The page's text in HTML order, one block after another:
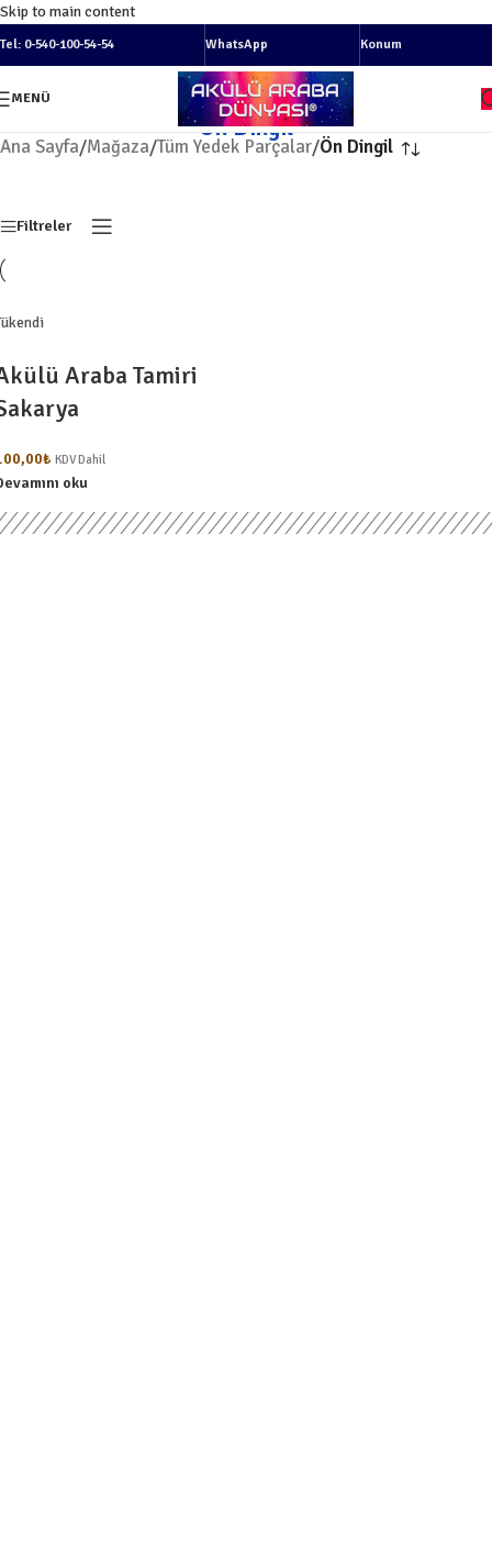
Skip to main content
Tel: 0-540-100-54-54 WhatsApp Konum
MENÜ
Ön Dingil
Ana Sayfa/Mağaza/Tüm Yedek Parçalar/Ön Dingil
Filtreler
Araba Tamiri
₺ KDV Dahil
oku